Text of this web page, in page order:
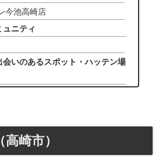
今池高崎店
ュニティ
会いのあるスポット・ハッテン場
崎市）